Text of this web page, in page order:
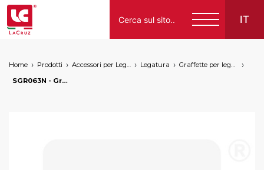
IT
Italiano
Home Prodotti Accessori per Legatura Legatura
Graffette per legatura/palizzatura manuale
SGR063N - Graffetta per vigneto recuperabile 50 mm, markets: []string{"A", "B", "AU"}